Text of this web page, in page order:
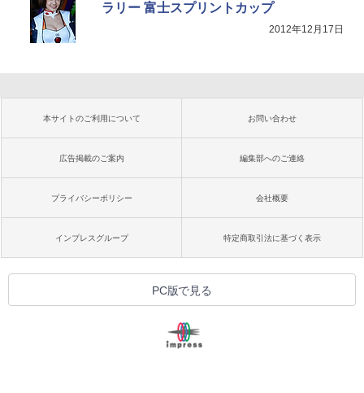
ラリー 富士スプリントカップ
2012年12月17日
本サイトのご利用について お問い合わせ
広告掲載のご案内 編集部へのご連絡
プライバシーポリシー 会社概要
インプレスグループ 特定商取引法に基づく表示
PC版で見る